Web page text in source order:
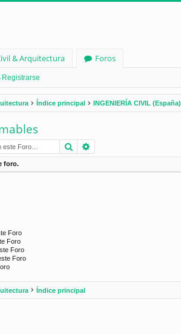
& Arquitectura
Foros
Registrarse
Índice principal INGENIERÍA CIVIL (España)
Buscar
foro.
Foro
Foro
Foro
Foro
Índice principal